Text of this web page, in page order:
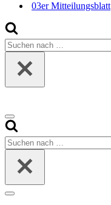
03er Mitteilungsblatt
Suchen
nach …
Navigationsmenü
Suchen
nach …
Navigationsmenü